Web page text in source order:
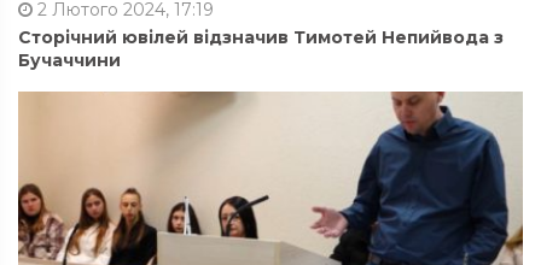
2 Лютого 2024, 17:19
Сторічний ювілей відзначив Тимотей Непийвода з
Бучаччини